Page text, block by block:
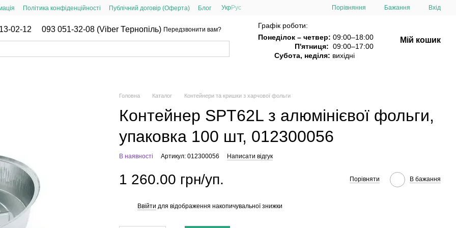
Політика конфіденційності Публічний договір (Оферта) Блог УкрРус Порівняння Бажання Вхід
02-12 093 051-32-08 (Viber Тернопіль) Передзвонити вам?
Графік роботи:
Понеділок – четвер: 09:00–18:00
П'ятниця: 09:00–17:00
Субота, неділя: вихідні
Мій кошик
Головна Каталог Контейнери та кришки з харчової фольги
Контейнер SPT62L з алюмінієвої фольги,
упаковка 100 шт, 012300056
В наявності Артикул: 012300056 Написати відгук
1 260.00 грн/уп. Порівняти В бажання
Ввійти для відображення накопичувальної знижки